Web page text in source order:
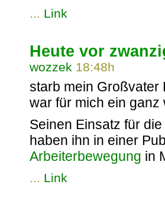
... Link
Heute vor
wozzek 18:48h
starb mein Großvater
war für mich ein
Seinen Einsatz für
haben ihn in einer
Arbeiterbewegung in
... Link